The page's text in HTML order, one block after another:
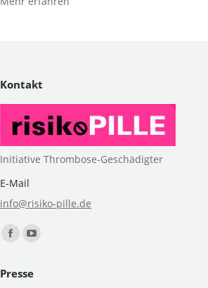
Kontakt
Initiative Thrombose-Geschädigter
E-Mail
info@risiko-pille.de
Finden Sie uns auf:
Facebook
opens
YouTube
opens
Presse